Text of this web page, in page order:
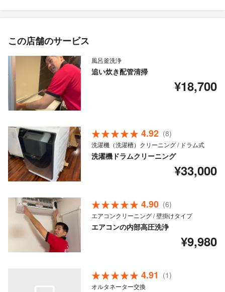
この店舗のサービス
風呂釜洗浄
追い炊き配管清掃
¥18,700
4.92 (8)
洗濯機（洗濯槽）クリーニング / ドラム式
洗濯機ドラムクリーニング
¥33,000
4.90 (6)
エアコンクリーニング / 壁掛けタイプ
エアコンの内部高圧洗浄
¥9,980
4.91 (1)
オルタネーター交換